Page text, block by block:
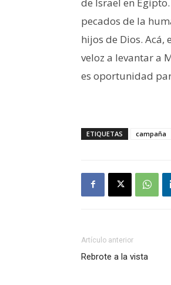
pecados de la
hijos de Dios.
veloz a levantar a
es oportunidad
ETIQUETAS campaña
Artículo anterior
Rebrote a la vista